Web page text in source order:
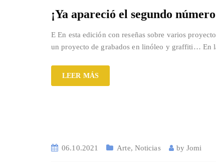
¡Ya apareció el segundo
E En esta edición con reseñas sobre varios
un proyecto de grabados en linóleo y graffiti… En
LEER MÁS
06.10.2021 Arte, Noticias byJomi